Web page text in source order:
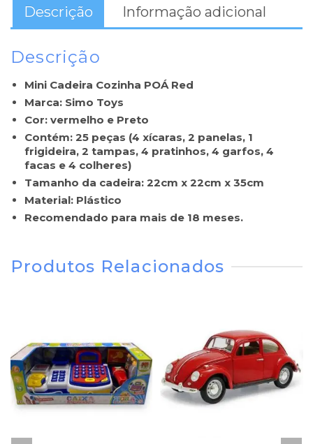
Descrição Informação adicional
Descrição
Mini Cadeira Cozinha POÁ Red
Marca: Simo Toys
Cor: vermelho e Preto
Contém: 25 peças (4 xícaras, 2 panelas, 1
frigideira, 2 tampas, 4 pratinhos, 4 garfos, 4
facas e 4 colheres)
Tamanho da cadeira: 22cm x 22cm x 35cm
Material: Plástico
Recomendado para mais de 18 meses.
Produtos Relacionados